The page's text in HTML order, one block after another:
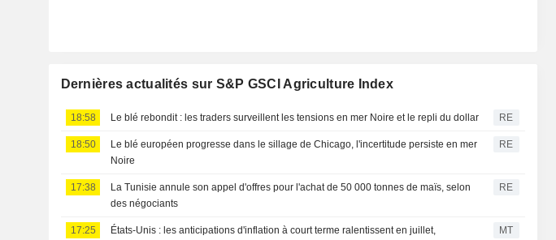
Dernières actualités sur S&P GSCI Agriculture Index
18:58 Le blé rebondit : les traders surveillent les tensions en mer Noire et le repli du dollar RE
18:50
Le blé européen progresse dans le sillage de Chicago, l'incertitude persiste en mer
Noire
RE
17:38
La Tunisie annule son appel d'offres pour l'achat de 50 000 tonnes de maïs, selon
des négociants
RE
17:25
États-Unis : les anticipations d'inflation à court terme ralentissent en juillet,
MT